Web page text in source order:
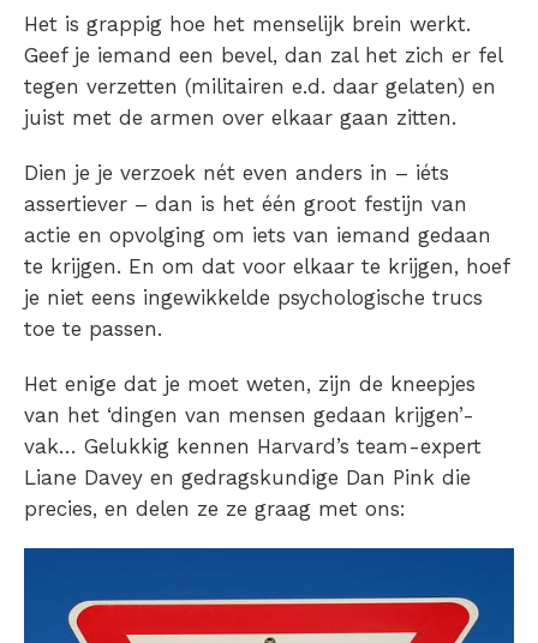
Het is grappig hoe het menselijk brein werkt.
Geef je iemand een bevel, dan zal het zich er fel
tegen verzetten (militairen e.d. daar gelaten) en
juist met de armen over elkaar gaan zitten.
Dien je je verzoek nét even anders in – iéts
assertiever – dan is het één groot festijn van
actie en opvolging om iets van iemand gedaan
te krijgen. En om dat voor elkaar te krijgen, hoef
je niet eens ingewikkelde psychologische trucs
toe te passen.
Het enige dat je moet weten, zijn de kneepjes
van het ‘dingen van mensen gedaan krijgen’-
vak… Gelukkig kennen Harvard’s team-expert
Liane Davey en gedragskundige Dan Pink die
precies, en delen ze ze graag met ons: